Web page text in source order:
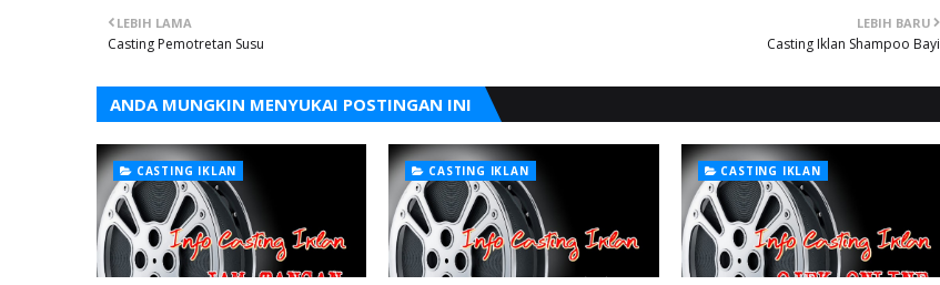
LEBIH BARU
Casting Iklan Shampoo Bayi
LEBIH LAMA
Casting Pemotretan Susu
ANDA MUNGKIN MENYUKAI POSTINGAN INI
CASTING IKLAN CASTING IKLAN CASTING IKLAN